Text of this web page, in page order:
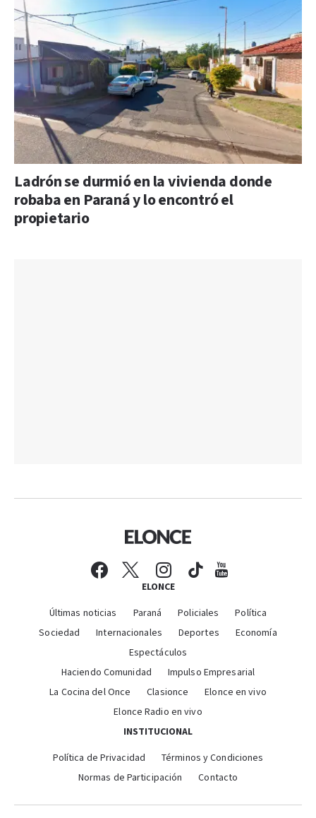
Ladrón se durmió en la vivienda donde
robaba en Paraná y lo encontró el
propietario
ELONCE
Últimas noticias Paraná Policiales
Política
Sociedad
Internacionales Deportes
Economía
Espectáculos
Haciendo Comunidad
Impulso Empresarial
La Cocina del Once
Clasionce
Elonce en vivo
Elonce Radio en vivo
INSTITUCIONAL
Política de Privacidad
Términos y Condiciones
Normas de Participación
Contacto